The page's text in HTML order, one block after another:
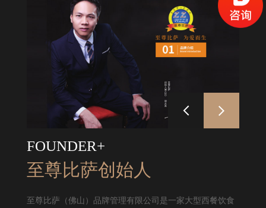
FOUNDER+
至尊比萨创始人
至尊比萨（佛山）品牌管理有限公司是一家大型西餐饮食